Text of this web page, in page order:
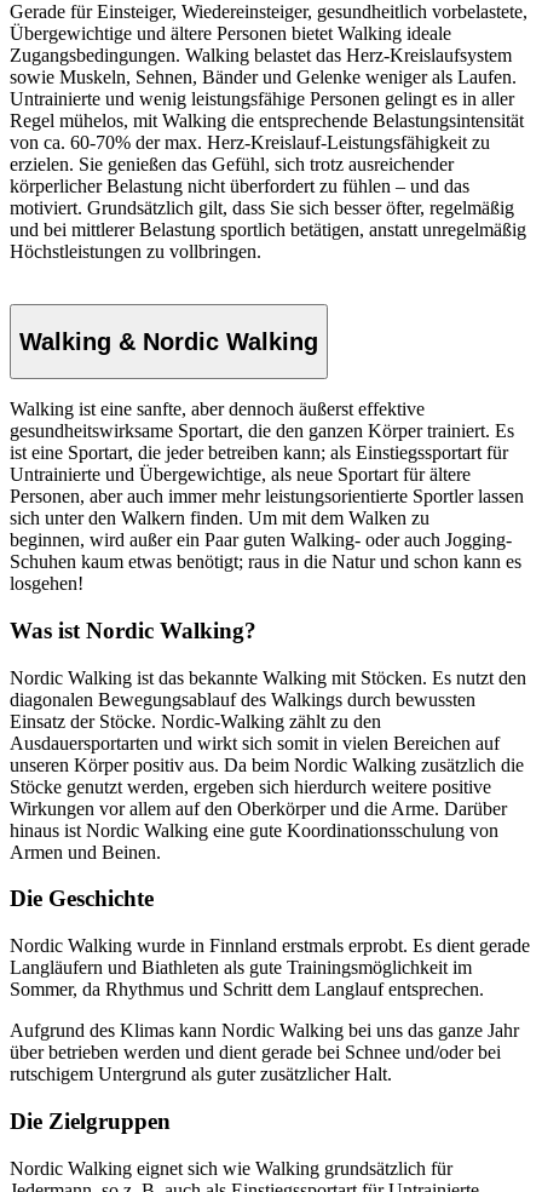
Gerade für Einsteiger, Wiedereinsteiger, gesundheitlich vorbelastete,
Übergewichtige und ältere Personen bietet Walking ideale
Zugangsbedingungen. Walking belastet das Herz-Kreislaufsystem
sowie Muskeln, Sehnen, Bänder und Gelenke weniger als Laufen.
Untrainierte und wenig leistungsfähige Personen gelingt es in aller
Regel mühelos, mit Walking die entsprechende Belastungsintensität
von ca. 60-70% der max. Herz-Kreislauf-Leistungsfähigkeit zu
erzielen. Sie genießen das Gefühl, sich trotz ausreichender
körperlicher Belastung nicht überfordert zu fühlen – und das
motiviert. Grundsätzlich gilt, dass Sie sich besser öfter, regelmäßig
und bei mittlerer Belastung sportlich betätigen, anstatt unregelmäßig
Höchstleistungen zu vollbringen.
Walking & Nordic Walking
Walking ist eine sanfte, aber dennoch äußerst effektive
gesundheitswirksame Sportart, die den ganzen Körper trainiert. Es
ist eine Sportart, die jeder betreiben kann; als Einstiegssportart für
Untrainierte und Übergewichtige, als neue Sportart für ältere
Personen, aber auch immer mehr leistungsorientierte Sportler lassen
sich unter den Walkern finden. Um mit dem Walken zu
beginnen, wird außer ein Paar guten Walking- oder auch Jogging-
Schuhen kaum etwas benötigt; raus in die Natur und schon kann es
losgehen!
Was ist Nordic Walking?
Nordic Walking ist das bekannte Walking mit Stöcken. Es nutzt den
diagonalen Bewegungsablauf des Walkings durch bewussten
Einsatz der Stöcke. Nordic-Walking zählt zu den
Ausdauersportarten und wirkt sich somit in vielen Bereichen auf
unseren Körper positiv aus. Da beim Nordic Walking zusätzlich die
Stöcke genutzt werden, ergeben sich hierdurch weitere positive
Wirkungen vor allem auf den Oberkörper und die Arme. Darüber
hinaus ist Nordic Walking eine gute Koordinationsschulung von
Armen und Beinen.
Die Geschichte
Nordic Walking wurde in Finnland erstmals erprobt. Es dient gerade
Langläufern und Biathleten als gute Trainingsmöglichkeit im
Sommer, da Rhythmus und Schritt dem Langlauf entsprechen.
Aufgrund des Klimas kann Nordic Walking bei uns das ganze Jahr
über betrieben werden und dient gerade bei Schnee und/oder bei
rutschigem Untergrund als guter zusätzlicher Halt.
Die Zielgruppen
Nordic Walking eignet sich wie Walking grundsätzlich für